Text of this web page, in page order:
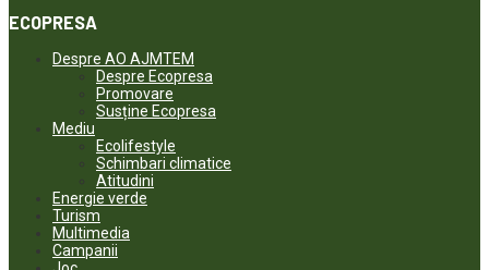
ECOPRESA
Despre AO AJMTEM
Despre Ecopresa
Promovare
Susține Ecopresa
Mediu
Ecolifestyle
Schimbari climatice
Atitudini
Energie verde
Turism
Multimedia
Campanii